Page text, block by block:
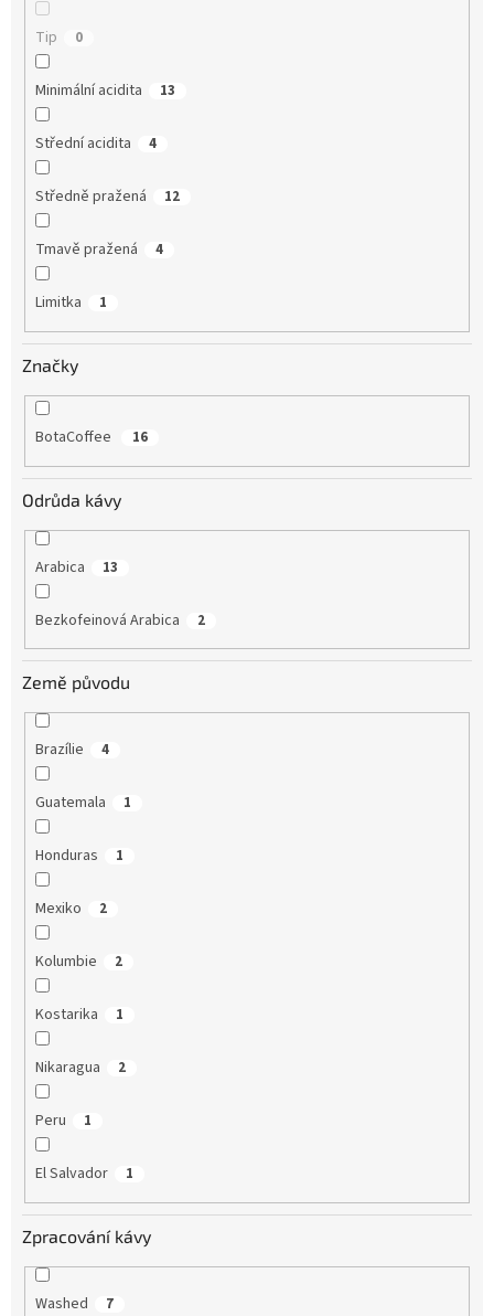
Tip 0
Minimální acidita 13
Střední acidita 4
Středně pražená 12
Tmavě pražená 4
Limitka 1
Značky
BotaCoffee 16
Odrůda kávy
Arabica 13
Bezkofeinová Arabica 2
Země původu
Brazílie 4
Guatemala 1
Honduras 1
Mexiko 2
Kolumbie 2
Kostarika 1
Nikaragua 2
Peru 1
El Salvador 1
Zpracování kávy
Washed 7